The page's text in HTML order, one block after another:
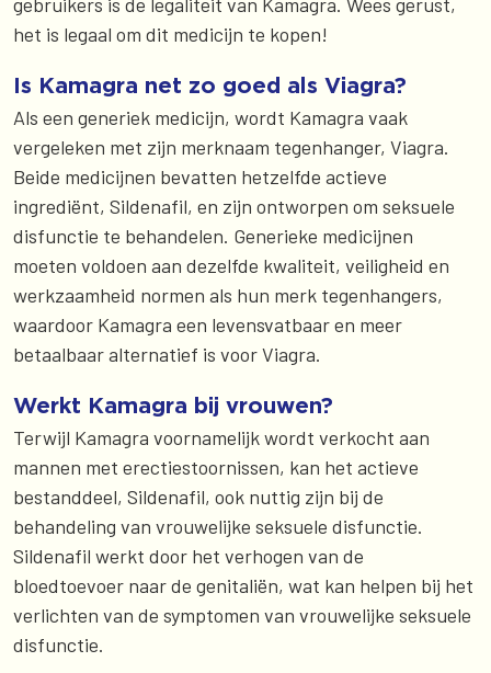
het is legaal om dit medicijn te kopen!
Is Kamagra net zo goed als Viagra?
Als een generiek medicijn, wordt Kamagra vaak
vergeleken met zijn merknaam tegenhanger, Viagra.
Beide medicijnen bevatten hetzelfde actieve
ingrediënt, Sildenafil, en zijn ontworpen om seksuele
disfunctie te behandelen. Generieke medicijnen
moeten voldoen aan dezelfde kwaliteit, veiligheid en
werkzaamheid normen als hun merk tegenhangers,
waardoor Kamagra een levensvatbaar en meer
betaalbaar alternatief is voor Viagra.
Werkt Kamagra bij vrouwen?
Terwijl Kamagra voornamelijk wordt verkocht aan
mannen met erectiestoornissen, kan het actieve
bestanddeel, Sildenafil, ook nuttig zijn bij de
behandeling van vrouwelijke seksuele disfunctie.
Sildenafil werkt door het verhogen van de
bloedtoevoer naar de genitaliën, wat kan helpen bij het
verlichten van de symptomen van vrouwelijke seksuele
disfunctie.